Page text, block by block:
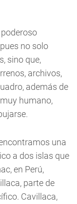
no solo
sino que,
archivos,
además de
humano,
una
a dos islas que
en Perú,
parte de
Cavillaca,